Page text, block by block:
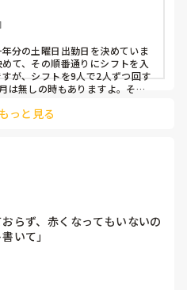
が難しければ自身で代わりの
れることを考えています。
分の土曜日出勤日を決めていま
て、その順番通りにシフトを入
が、シフトを9人で2人ずつ回す
は無しの時もありますよ。その
。っと見る
らず、赤くなってもいないの
いて」